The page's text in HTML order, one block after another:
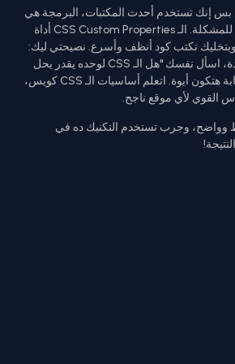
إنك تستخدم أحدث المكتبات، البرمجة هي
إنك تختار الأداة المناسبة للمشكلة. الـ CSS Custom Properties أداة
تكتب كود أنظف وأسرع. نصيحتي ليك:
قبل ما تحمل مكتبة جديدة، اسأل نفسك "هل الـ CSS لوحده يقدر يحل
المشكلة دي؟". غالباً الإجابة هتكون أيوة. اتعلم أساسيات الـ CSS كويس،
القوي لأي موقع ناجح.
وواضح، وجرب تستخدم التكنيك ده في